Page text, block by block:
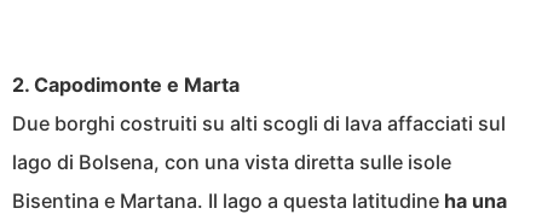
2. Capodimonte e Marta
Due borghi costruiti su alti scogli di lava affacciati sul
lago di Bolsena, con una vista diretta sulle isole
Bisentina e Martana. Il lago a questa latitudine ha una